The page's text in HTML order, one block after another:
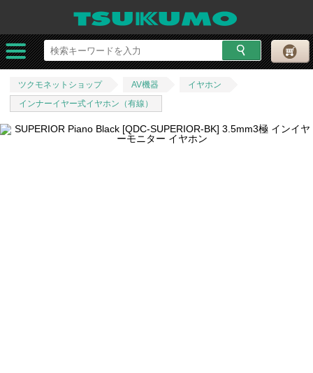
ツクモネットショップ AV機器
イヤホン
インナーイヤー式イヤホン（有線）